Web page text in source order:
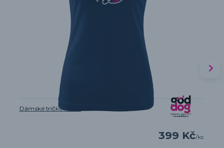
Dámské tričko Boxer
399 Kč/ks